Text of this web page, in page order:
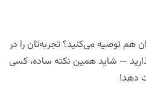
هم توصیه می‌کنید؟ تجربه‌تان را در
— شاید همین نکته ساده، کسی
دهد!